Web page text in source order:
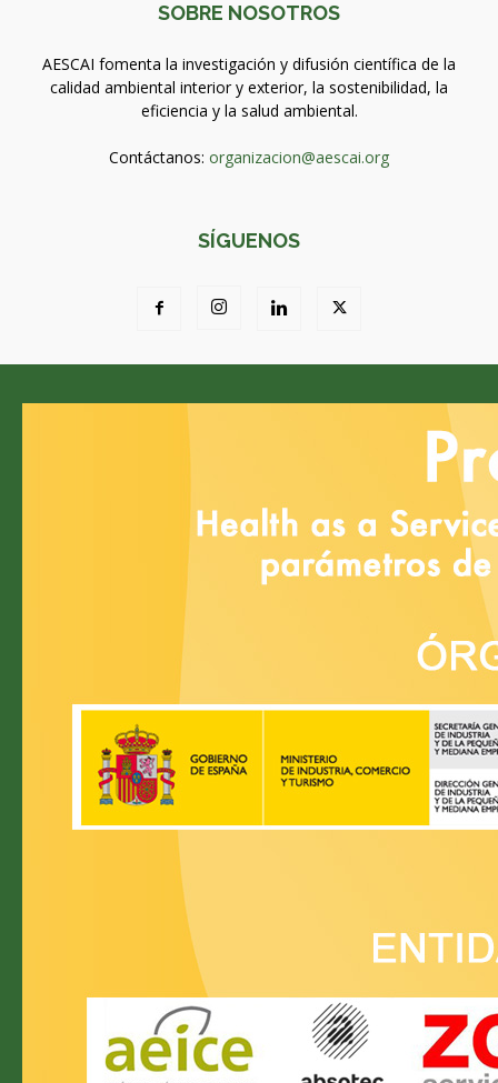
SOBRE NOSOTROS
AESCAI fomenta la investigación y difusión científica de la
calidad ambiental interior y exterior, la sostenibilidad, la
eficiencia y la salud ambiental.
Contáctanos: organizacion@aescai.org
SÍGUENOS